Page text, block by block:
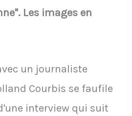
Les images en
un journaliste
Courbis se faufile
interview qui suit